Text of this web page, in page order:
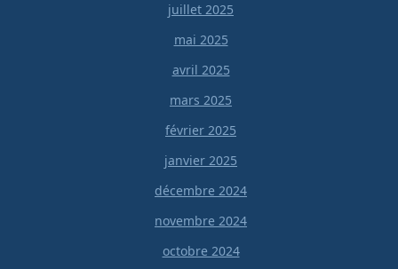
juillet 2025
mai 2025
avril 2025
mars 2025
février 2025
janvier 2025
décembre 2024
novembre 2024
octobre 2024